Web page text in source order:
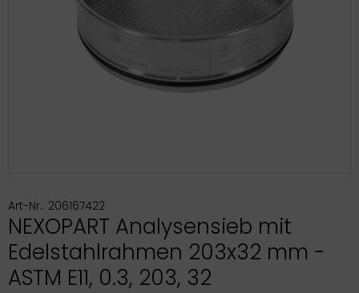
Art-Nr.: 206167422
NEXOPART Analysensieb mit
Edelstahlrahmen 203x32 mm -
ASTM E11, 0.3, 203, 32